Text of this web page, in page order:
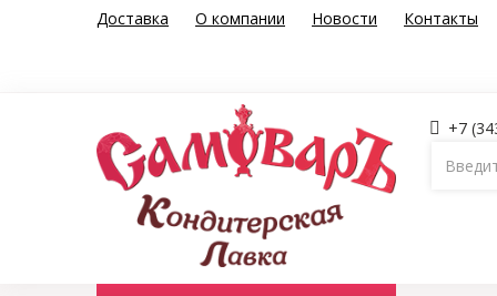
Доставка О компании Новости Контакты
+7